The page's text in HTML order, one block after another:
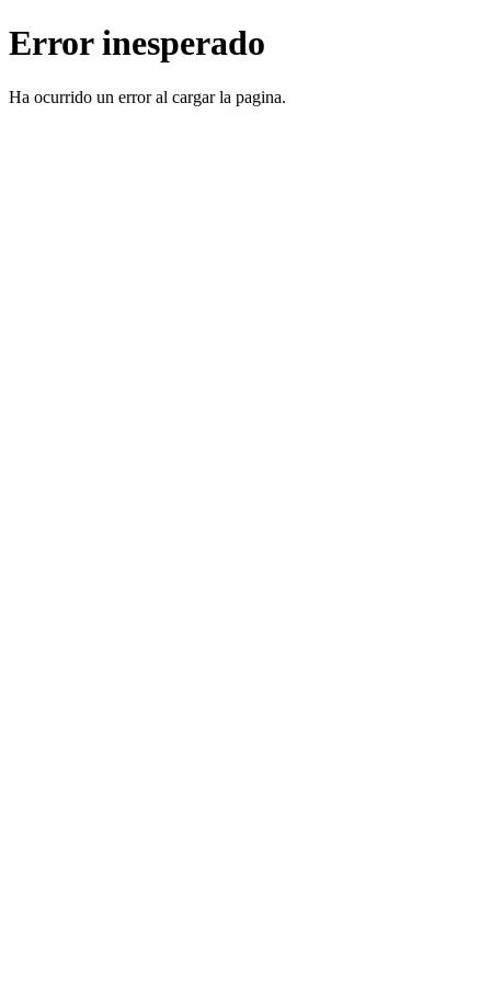
Error inesperado
Ha ocurrido un error al cargar la pagina.